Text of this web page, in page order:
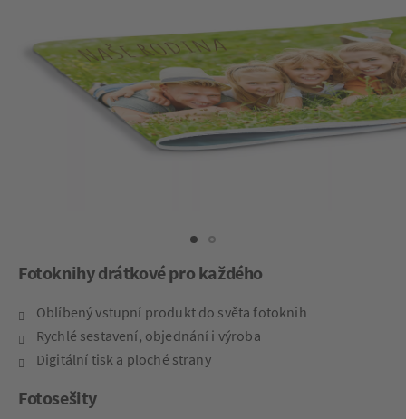
Fotoknihy drátkové pro každého
Oblíbený vstupní produkt do světa fotoknih
Rychlé sestavení, objednání i výroba
Digitální tisk a ploché strany
Fotosešity